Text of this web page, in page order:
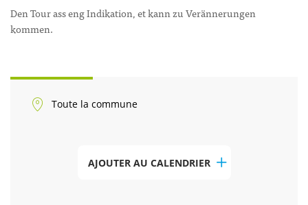
Den Tour ass eng Indikation, et kann zu Verännerungen
kommen.
Toute la commune
AJOUTER AU CALENDRIER